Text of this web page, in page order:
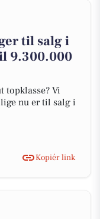
til salg i
9.300.000
topklasse? Vi
nu er til salg i
Kopiér link